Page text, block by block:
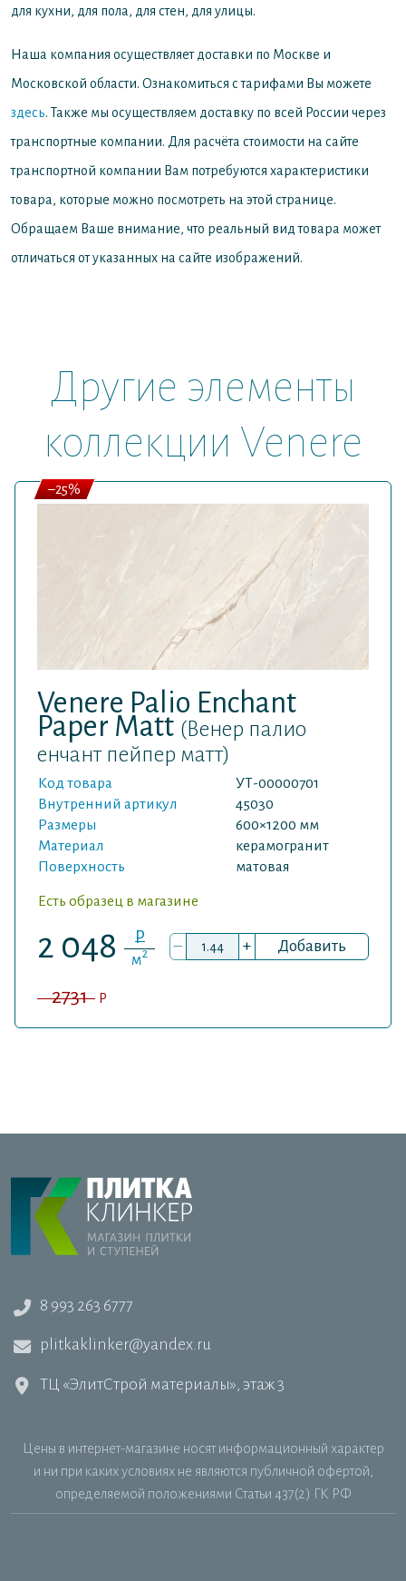
для кухни, для пола, для стен, для улицы.
Наша компания осуществляет доставки по Москве и
Московской области. Ознакомиться с тарифами Вы можете
здесь. Также мы осуществляем доставку по всей России через
транспортные компании. Для расчёта стоимости на сайте
транспортной компании Вам потребуются характеристики
товара, которые можно посмотреть на этой странице.
Обращаем Ваше внимание, что реальный вид товара может
отличаться от указанных на сайте изображений.
Другие элементы
коллекции Venere
Venere Palio Enchant
Paper Matt (Венер палио
енчант пейпер матт)
Код товара
УТ-00000701
Внутренний артикул
45030
Размеры
600×1200 мм
Материал
керамогранит
Поверхность
матовая
Есть образец в магазине
2 048 P
м2 – + Добавить
2731 P
–25%
8 993 263 6777
plitkaklinker@yandex.ru
ТЦ «ЭлитСтрой материалы», этаж 3
Цены в интернет-магазине носят информационный характер
и ни при каких условиях не являются публичной офертой,
определяемой положениями Статьи 437(2) ГК РФ